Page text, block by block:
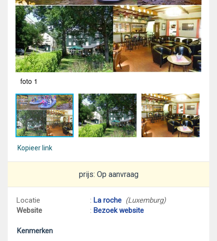
foto 1
Kopieer link
prijs: Op aanvraag
Locatie : La roche (Luxemburg)
Website
: Bezoek website
Kenmerken